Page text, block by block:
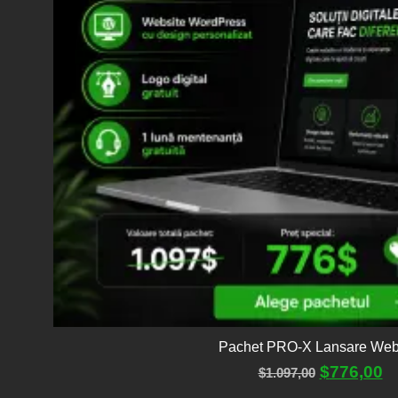
Pachet PRO-X Lansare
$1.097,00 $776,00